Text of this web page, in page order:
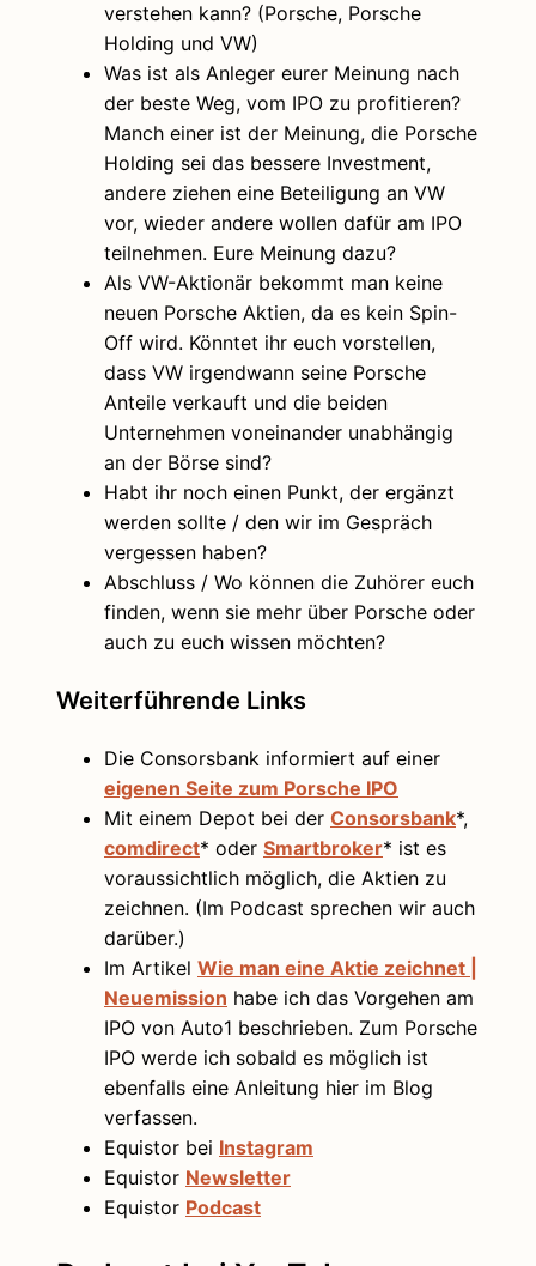
verstehen kann? (Porsche, Porsche
Holding und VW)
Was ist als Anleger eurer Meinung nach
der beste Weg, vom IPO zu profitieren?
Manch einer ist der Meinung, die Porsche
Holding sei das bessere Investment,
andere ziehen eine Beteiligung an VW
vor, wieder andere wollen dafür am IPO
teilnehmen. Eure Meinung dazu?
Als VW-Aktionär bekommt man keine
neuen Porsche Aktien, da es kein Spin-
Off wird. Könntet ihr euch vorstellen,
dass VW irgendwann seine Porsche
Anteile verkauft und die beiden
Unternehmen voneinander unabhängig
an der Börse sind?
Habt ihr noch einen Punkt, der ergänzt
werden sollte / den wir im Gespräch
vergessen haben?
Abschluss / Wo können die Zuhörer euch
finden, wenn sie mehr über Porsche oder
auch zu euch wissen möchten?
Weiterführende Links
Die Consorsbank informiert auf einer
eigenen Seite zum Porsche IPO
Mit einem Depot bei der Consorsbank*,
comdirect* oder Smartbroker* ist es
voraussichtlich möglich, die Aktien zu
zeichnen. (Im Podcast sprechen wir auch
darüber.)
Im Artikel Wie man eine Aktie zeichnet |
Neuemission habe ich das Vorgehen am
IPO von Auto1 beschrieben. Zum Porsche
IPO werde ich sobald es möglich ist
ebenfalls eine Anleitung hier im Blog
verfassen.
Equistor bei Instagram
Equistor Newsletter
Equistor Podcast